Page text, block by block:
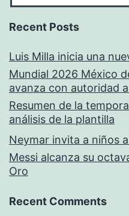
Recent Posts
Luis Milla inicia una
Mundial 2026 México
avanza con autoridad
Resumen de la
análisis de la plantilla
Neymar invita a niños
Messi alcanza su
Oro
Recent Comments